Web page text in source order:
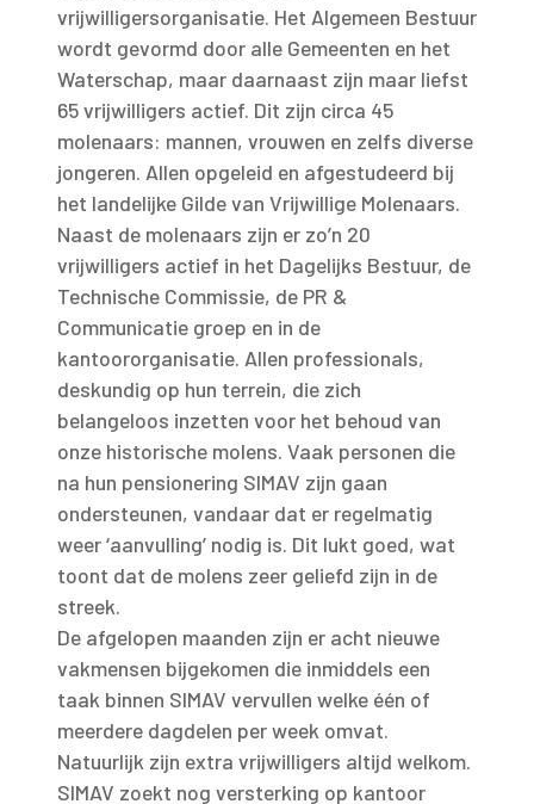
vrijwilligersorganisatie. Het Algemeen Bestuur
wordt gevormd door alle Gemeenten en het
Waterschap, maar daarnaast zijn maar liefst
65 vrijwilligers actief. Dit zijn circa 45
molenaars: mannen, vrouwen en zelfs diverse
jongeren. Allen opgeleid en afgestudeerd bij
het landelijke Gilde van Vrijwillige Molenaars.
Naast de molenaars zijn er zo’n 20
vrijwilligers actief in het Dagelijks Bestuur, de
Technische Commissie, de PR &
Communicatie groep en in de
kantoororganisatie. Allen professionals,
deskundig op hun terrein, die zich
belangeloos inzetten voor het behoud van
onze historische molens. Vaak personen die
na hun pensionering SIMAV zijn gaan
ondersteunen, vandaar dat er regelmatig
weer ‘aanvulling’ nodig is. Dit lukt goed, wat
toont dat de molens zeer geliefd zijn in de
streek.
De afgelopen maanden zijn er acht nieuwe
vakmensen bijgekomen die inmiddels een
taak binnen SIMAV vervullen welke één of
meerdere dagdelen per week omvat.
Natuurlijk zijn extra vrijwilligers altijd welkom.
SIMAV zoekt nog versterking op kantoor